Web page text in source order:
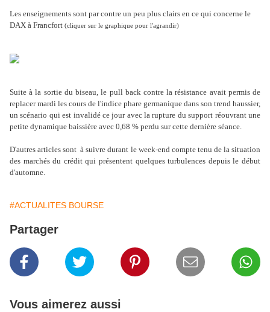
Les enseignements sont par contre un peu plus clairs en ce qui concerne le
DAX à Francfort (cliquer sur le graphique pour l'agrandir)
Suite à la sortie du biseau, le pull back contre la résistance avait permis de
replacer mardi les cours de l'indice phare germanique dans son trend haussier,
un scénario qui est invalidé ce jour avec la rupture du support réouvrant une
petite dynamique baissière avec 0,68 % perdu sur cette dernière séance.
D'autres articles sont à suivre durant le week-end compte tenu de la situation
des marchés du crédit qui présentent quelques turbulences depuis le début
d'automne.
#ACTUALITES BOURSE
Partager
Vous aimerez aussi